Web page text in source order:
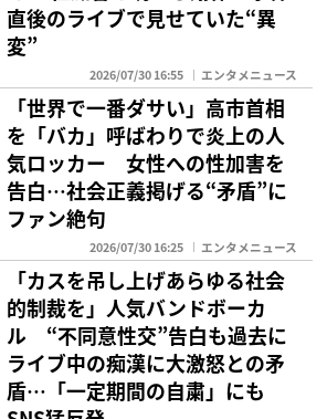
直後のライブで見せていた“異
変”
2026/07/30 16:55 エンタメニュース
「世界で一番ダサい」高市首相
を「バカ」呼ばわりで炎上の人
気ロッカー 女性への性加害を
告白…社会正義掲げる“矛盾”に
ファン絶句
2026/07/30 16:25 エンタメニュース
「カスを吊し上げあらゆる社会
的制裁を」人気バンドボーカ
ル “不同意性交”告白も過去に
ライブ中の痴漢に大激怒との矛
盾…「一定期間の自粛」にも